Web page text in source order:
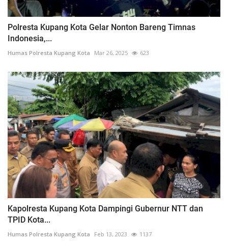
Polresta Kupang Kota Gelar Nonton Bareng Timnas
Indonesia,...
Humas Polresta Kupang Kota Mar 26, 2025 623
Kapolresta Kupang Kota Dampingi Gubernur NTT dan
TPID Kota...
Humas Polresta Kupang Kota Feb 13, 2023 1137